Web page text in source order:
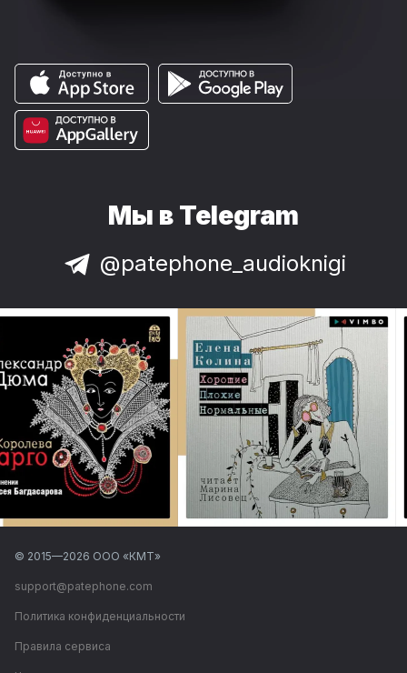
Мы в Telegram
@patephone_audioknigi
© 2015—2026 ООО «КМТ»
support@patephone.com
Политика конфиденциальности
Правила сервиса